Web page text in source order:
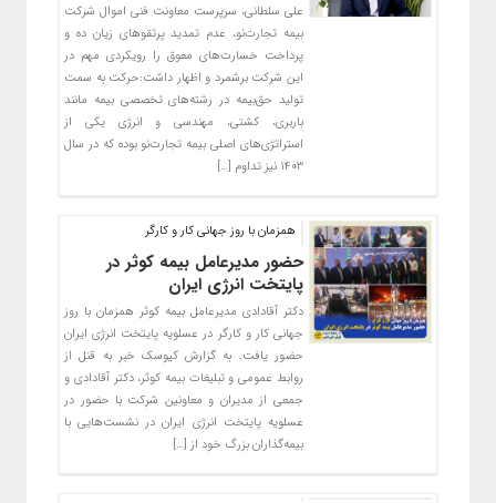
علی سلطانی، سرپرست معاونت فنی اموال شرکت
بیمه تجارت‌نو، عدم تمدید پرتقوهای زیان ده و
پرداخت خسارت‌های معوق را رویکردی مهم در
این شرکت برشمرد و اظهار داشت:حرکت به سمت
تولید حق‌بیمه در رشته‌های تخصصی بیمه مانند
باربری، کشتی، مهندسی و انرژی یکی از
استراتژی‌های اصلی بیمه تجارت‌نو بوده که در سال
۱۴۰۳ نیز تداوم […]
همزمان با روز جهانی کار و کارگر
حضور مدیرعامل بیمه کوثر در
پایتخت انرژی ایران
دکتر آقادادی مدیرعامل بیمه کوثر همزمان با روز
جهانی کار و کارگر در عسلویه پایتخت انرژی ایران
حضور یافت. به گزارش کیوسک خبر به قنل از
روابط عمومی و تبلیغات بیمه کوثر، دکتر آقادادی و
جمعی از مدیران و معاونین شرکت با حضور در
عسلویه پایتخت انرژی ایران در نشست‌هایی با
بیمه‌گذاران بزرگ خود از […]